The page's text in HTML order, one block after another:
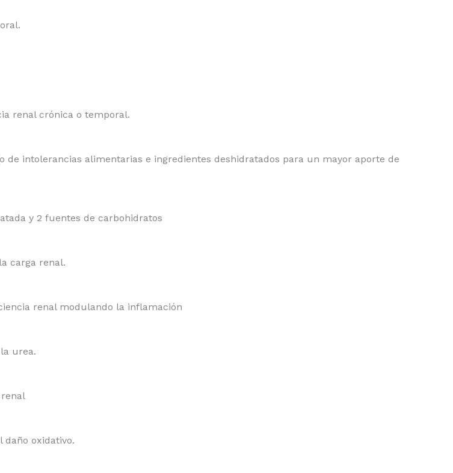
renal crónica o temporal.
intolerancias alimentarias e ingredientes deshidratados para un mayor aporte de
y 2 fuentes de carbohidratos
carga renal.
renal modulando la inflamación
urea.
daño oxidativo.